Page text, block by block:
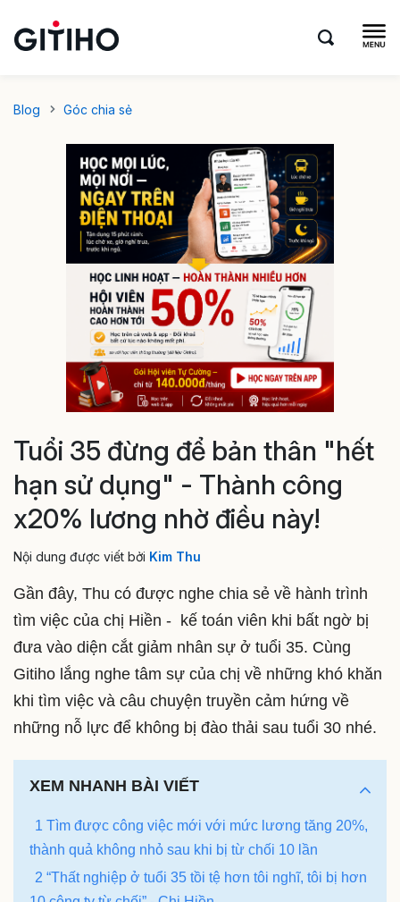
Blog Góc chia sẻ
Tuổi 35 đừng để bản thân "hết
hạn sử dụng" - Thành công
x20% lương nhờ điều này!
Nội dung được viết bởi Kim Thu
Gần đây, Thu có được nghe chia sẻ về hành trình
tìm việc của chị Hiền - kế toán viên khi bất ngờ bị
đưa vào diện cắt giảm nhân sự ở tuổi 35. Cùng
Gitiho lắng nghe tâm sự của chị về những khó khăn
khi tìm việc và câu chuyện truyền cảm hứng về
những nỗ lực để không bị đào thải sau tuổi 30 nhé.
XEM NHANH BÀI VIẾT
1 Tìm được công việc mới với mức lương tăng 20%,
thành quả không nhỏ sau khi bị từ chối 10 lần
2 “Thất nghiệp ở tuổi 35 tồi tệ hơn tôi nghĩ, tôi bị hơn